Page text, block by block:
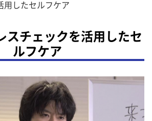
用したセルフケア
スチェックを活用したセ
ルフケア